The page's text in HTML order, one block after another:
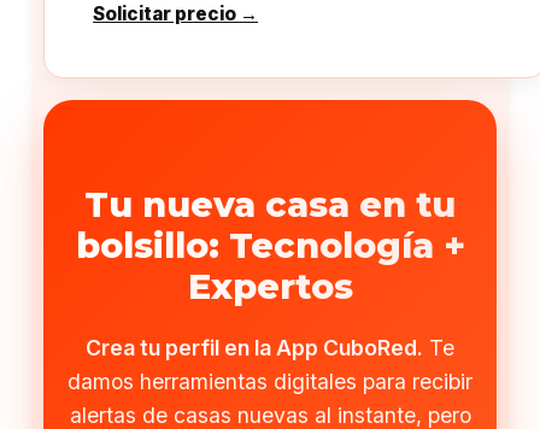
Solicitar precio →
Tu nueva casa en tu
bolsillo: Tecnología +
Expertos
Crea tu perfil en la App CuboRed. Te
damos herramientas digitales para recibir
alertas de casas nuevas al instante, pero